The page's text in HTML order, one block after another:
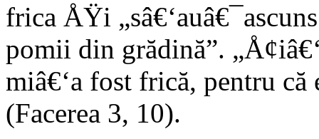
frica ÅŸi
pomii din grădină”.
miâ€‘a fost frică, pentru că
(Facerea 3, 10).